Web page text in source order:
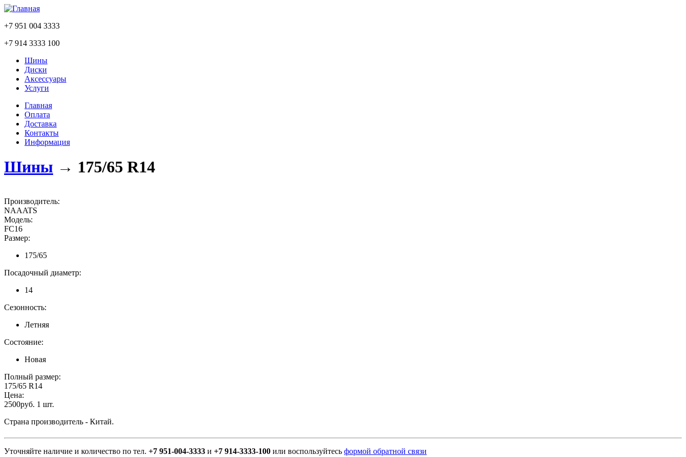
+7 951 004 3333
+7 914 3333 100
Шины
Диски
Аксессуары
Услуги
Главная
Оплата
Доставка
Контакты
Информация
Шины → 175/65 R14
Производитель:
NAAATS
Модель:
FC16
Размер:
175/65
Посадочный диаметр:
14
Сезонность:
Летняя
Состояние:
Новая
Полный размер:
175/65 R14
Цена:
2500руб. 1 шт.
Страна производитель - Китай.
Уточняйте наличие и количество по тел. +7 951-004-3333 и +7 914-3333-100 или воспользуйтесь формой обратной связи